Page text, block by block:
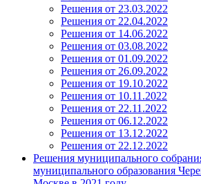
Решения от 23.03.2022
Решения от 22.04.2022
Решения от 14.06.2022
Решения от 03.08.2022
Решения от 01.09.2022
Решения от 26.09.2022
Решения от 19.10.2022
Решения от 10.11.2022
Решения от 22.11.2022
Решения от 06.12.2022
Решения от 13.12.2022
Решения от 22.12.2022
Решения муниципального
муниципального образования